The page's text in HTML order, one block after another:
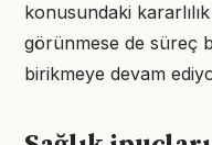
konusundaki
görünmese de süreç
birikmeye devam